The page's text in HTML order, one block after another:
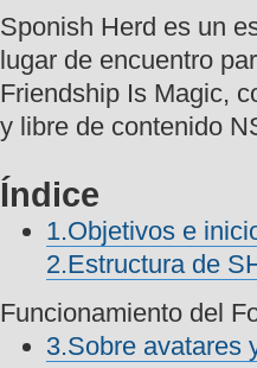
Sponish Herd es un
lugar de encuentro
Friendship Is Magic,
y libre de contenido
Índice
1.Objetivos e
2.Estructura de
Funcionamiento del
3.Sobre avatares